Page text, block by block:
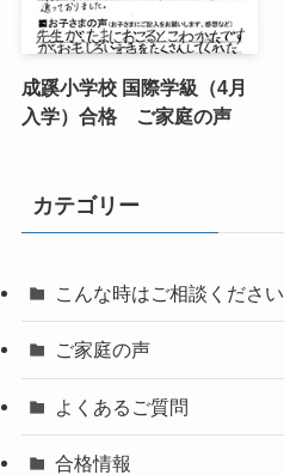
成蹊小学校 国際学級（4月
入学）合格 ご家庭の声
カテゴリー
こんな時はご相談ください
ご家庭の声
よくあるご質問
合格情報